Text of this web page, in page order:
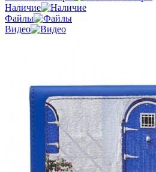
Наличие
Файлы
Видео